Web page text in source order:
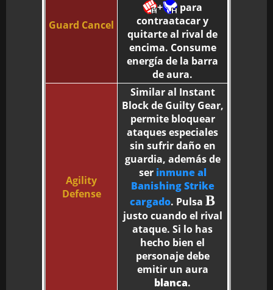
Guard Cancel
+
para
contraatacar y
quitarte al rival de
encima. Consume
energía de la barra
de aura.
Agility
Defense
Similar al Instant
Block de Guilty Gear,
permite bloquear
ataques especiales
sin sufrir daño en
guardia, además de
ser inmune al
Banishing Strike
cargado. Pulsa B
justo cuando el rival
ataque. Si lo has
hecho bien el
personaje debe
emitir un aura
blanca.